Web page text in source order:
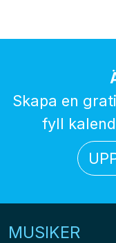
Skapa en
fyll
MUSIKER